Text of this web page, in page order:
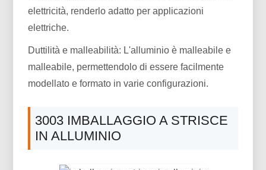
elettricità, renderlo adatto per applicazioni
elettriche.
Duttilità e malleabilità: L'alluminio è malleabile e
malleabile, permettendolo di essere facilmente
modellato e formato in varie configurazioni.
3003 IMBALLAGGIO A STRISCE
IN ALLUMINIO